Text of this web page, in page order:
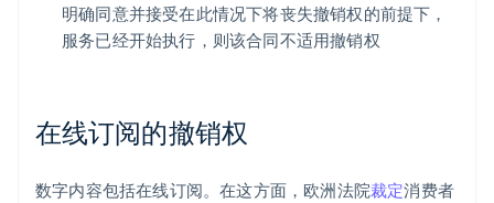
明确同意并接受在此情况下将丧失撤销权的前提下，
服务已经开始执行，则该合同不适用撤销权
在线订阅的撤销权
数字内容包括在线订阅。在这方面，欧洲法院裁定消费者